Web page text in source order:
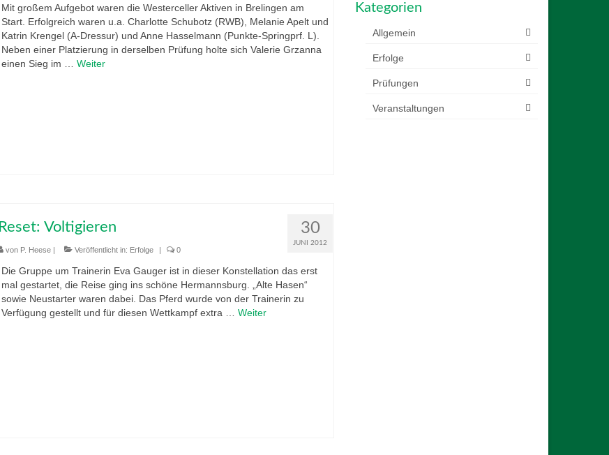
Mit großem Aufgebot waren die Westerceller Aktiven in Brelingen am
Start. Erfolgreich waren u.a. Charlotte Schubotz (RWB), Melanie Apelt und
Katrin Krengel (A-Dressur) und Anne Hasselmann (Punkte-Springprf. L).
Neben einer Platzierung in derselben Prüfung holte sich Valerie Grzanna
einen Sieg im … Weiter
30
JUNI 2012
Reset: Voltigieren
von P. Heese| Veröffentlicht in: Erfolge | 0
Die Gruppe um Trainerin Eva Gauger ist in dieser Konstellation das erst
mal gestartet, die Reise ging ins schöne Hermannsburg. „Alte Hasen“
sowie Neustarter waren dabei. Das Pferd wurde von der Trainerin zu
Verfügung gestellt und für diesen Wettkampf extra … Weiter
Kategorien
Allgemein
Erfolge
Prüfungen
Veranstaltungen